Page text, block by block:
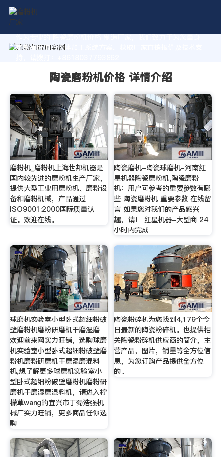
作为专业的 陶瓷磨粉机价格 制造厂家，我们致力于为您量身
定制高价值的粉体加工系统方案。获取厂家直销报价及技术支
陶瓷磨粉机价格 详情介绍
磨粉机_磨粉机上海世邦机器是
国内较先进的磨粉机生产厂家，
提供大型工业用磨粉机、磨粉设
备和磨粉机械，产品通过
ISO9001:2000国际质量认
证。欢迎在线。
陶瓷磨机-陶瓷球磨机-河南红
星机器陶瓷磨粉机,陶瓷磨粉
机：用户可参考的重要参数有哪
些 陶瓷磨粉机 重要参数 在线留
言 如果您对我们的产品感兴
趣，请！ 红星机器-大型商 24
小时内完成
球磨机实验室小型卧式超细粉破
壁磨粉机磨粉研磨机干磨湿磨
欢迎前来网实力旺铺，选购球磨
机实验室小型卧式超细粉破壁磨
粉机磨粉研磨机干磨湿磨混料
机,想了解更多球磨机实验室小
型卧式超细粉破壁磨粉机磨粉研
磨机干磨湿磨混料机，请进入柠
檬草wang的宜兴市丁蜀浩强机
械厂实力旺铺，更多商品任你选
购
陶瓷粉碎机为您找到4,179个今
日最新的陶瓷粉碎机。也提供相
关陶瓷粉碎机供应商的简介，主
营产品，图片，销量等全方位信
息，为您订购产品提供全方位
的。